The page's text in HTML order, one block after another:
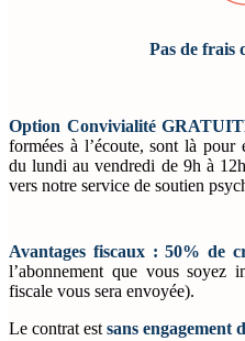
Pas de frais
Option Convivialité
formées à l’écoute, sont là pour
du lundi au vendredi de 9h à
vers notre service de soutien
Avantages fiscaux : 50% de
l’abonnement que vous soyez
fiscale vous sera envoyée).
Le contrat est sans engagement